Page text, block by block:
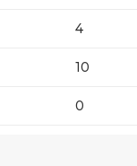
4
10
0